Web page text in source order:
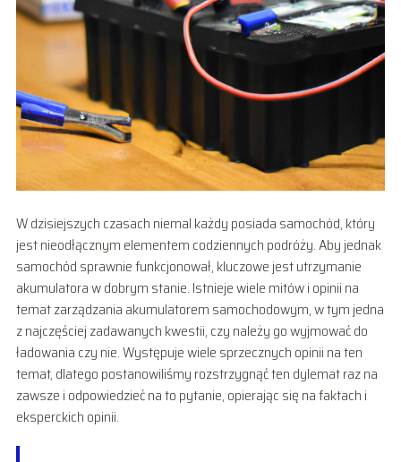
W dzisiejszych czasach niemal każdy posiada samochód, który
jest nieodłącznym elementem codziennych podróży. Aby jednak
samochód sprawnie funkcjonował, kluczowe jest utrzymanie
akumulatora w dobrym stanie. Istnieje wiele mitów i opinii na
temat zarządzania akumulatorem samochodowym, w tym jedna
z najczęściej zadawanych kwestii, czy należy go wyjmować do
ładowania czy nie. Występuje wiele sprzecznych opinii na ten
temat, dlatego postanowiliśmy rozstrzygnąć ten dylemat raz na
zawsze i odpowiedzieć na to pytanie, opierając się na faktach i
eksperckich opinii.